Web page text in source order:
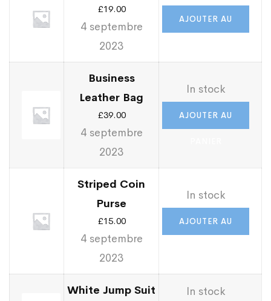
£19.00
4 septembre
2023
AJOUTER AU
Business
Leather Bag
£39.00
4 septembre
2023
In stock
AJOUTER AU
Striped Coin
Purse
£15.00
4 septembre
2023
In stock
AJOUTER AU
White Jump Suit In stock